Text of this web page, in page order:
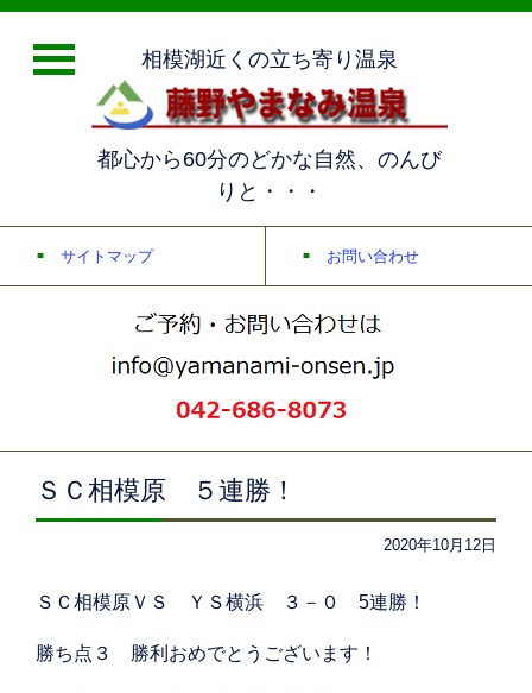
相模湖近くの立ち寄り温泉
都心から60分のどかな自然、のんび
りと・・・
サイトマップ お問い合わせ
ＳＣ相模原 ５連勝！
2020年10月12日
ＳＣ相模原ＶＳ ＹＳ横浜 ３－０ 5連勝！
勝ち点３ 勝利おめでとうございます！